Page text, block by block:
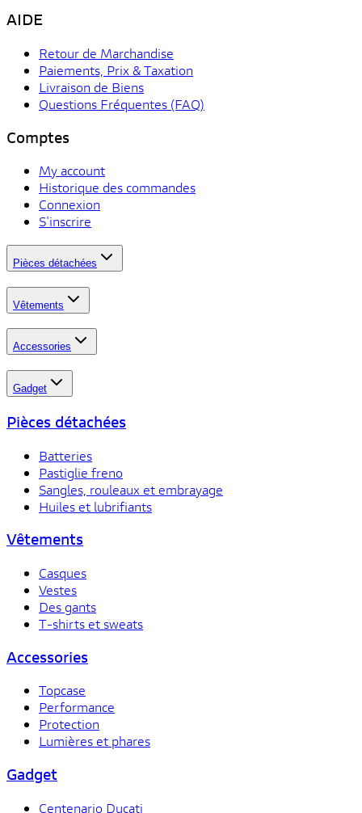
AIDE
Retour de Marchandise
Paiements, Prix & Taxation
Livraison de Biens
Questions Fréquentes (FAQ)
Comptes
My account
Historique des commandes
Connexion
S'inscrire
Pièces détachées
Vêtements
Accessories
Gadget
Pièces détachées
Batteries
Pastiglie freno
Sangles, rouleaux et embrayage
Huiles et lubrifiants
Vêtements
Casques
Vestes
Des gants
T-shirts et sweats
Accessories
Topcase
Performance
Protection
Lumières et phares
Gadget
Centenario Ducati